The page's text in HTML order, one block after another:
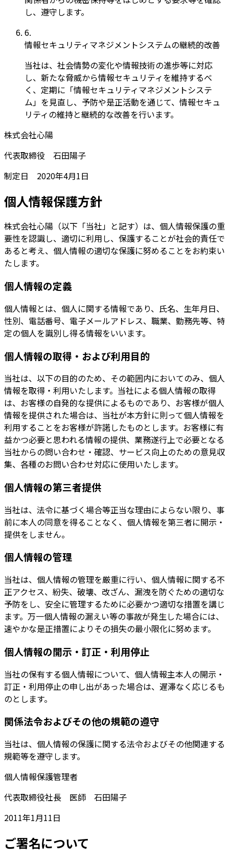
し、遵守します。
6.
情報セキュリティマネジメントシステムの継続的改善
当社は、社会情勢の変化や情報技術の進歩等に対応
し、新たな脅威から情報セキュリティを維持するべ
く、定期に「情報セキュリティマネジメントシステ
ム」を見直し、予防や是正活動を通じて、情報セキュ
リティの維持と継続的な改善を行います。
株式会社心陽
代表取締役 石田陽子
制定日 2020年4月1日
個人情報保護方針
株式会社心陽（以下「当社」と記す）は、個人情報保護の重
要性を認識し、適切に利用し、保護することが社会的責任で
あると考え、個人情報の適切な保護に努めることをお約束い
たします。
個人情報の定義
個人情報とは、個人に関する情報であり、氏名、生年月日、
性別、電話番号、電子メールアドレス、職業、勤務先等、特
定の個人を識別し得る情報をいいます。
個人情報の取得・および利用目的
当社は、以下の目的のため、その範囲内においてのみ、個人
情報を取得・利用いたします。当社による個人情報の取得
は、お客様の自発的な提供によるものであり、お客様が個人
情報を提供された場合は、当社が本方針に則って個人情報を
利用することをお客様が許諾したものとします。お客様に有
益かつ必要と思われる情報の提供、業務遂行上で必要となる
当社からの問い合わせ・確認、サービス向上のための意見収
集、各種のお問い合わせ対応に使用いたします。
個人情報の第三者提供
当社は、法令に基づく場合等正当な理由によらない限り、事
前に本人の同意を得ることなく、個人情報を第三者に開示・
提供をしません。
個人情報の管理
当社は、個人情報の管理を厳重に行い、個人情報に関する不
正アクセス、紛失、破壊、改ざん、漏洩を防ぐための適切な
予防をし、安全に管理するために必要かつ適切な措置を講じ
ます。万一個人情報の漏えい等の事故が発生した場合には、
速やかな是正措置によりその損失の最小限化に努めます。
個人情報の開示・訂正・利用停止
当社の保有する個人情報について、個人情報主本人の開示・
訂正・利用停止の申し出があった場合は、遅滞なく応じるも
のとします。
関係法令およびその他の規範の遵守
当社は、個人情報の保護に関する法令およびその他関連する
規範等を遵守します。
個人情報保護管理者
代表取締役社長 医師 石田陽子
2011年1月11日
ご署名について